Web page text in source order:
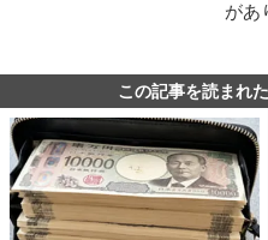
があ
この記事を読まれ